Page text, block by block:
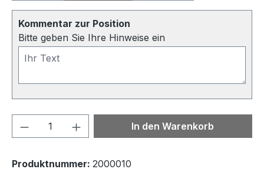
Kommentar zur Position
Bitte geben Sie Ihre Hinweise ein
Produkt Anzahl: Gib denIn den Warenkorb
Produktnummer: 2000010